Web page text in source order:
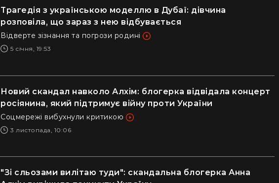
Трагедія з українською моделлю в Дубаї: дівчина
розповіла, що зараз з нею відбувається
Відверте зізнання та погрози родині
5 січня, 19:53
Новий скандал навколо Алхім: блогерка відвідала концерт
росіянина, який підтримує війну проти України
Соцмережі вибухнули критикою
3 листопада, 10:06
"Зі сльозами вилітаю туди": скандальна блогерка Анна
"Жодну рослину не посаджу": як кияни
перетворили хату в Карпатах на райський
куточок (фото)